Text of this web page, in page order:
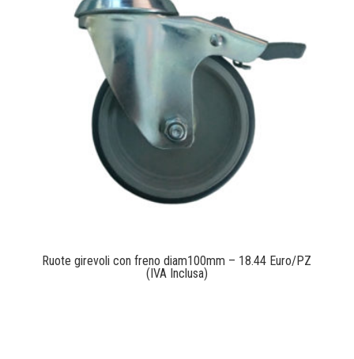
Ruote girevoli con freno diam100mm – 18.44 Euro/PZ
(IVA Inclusa)